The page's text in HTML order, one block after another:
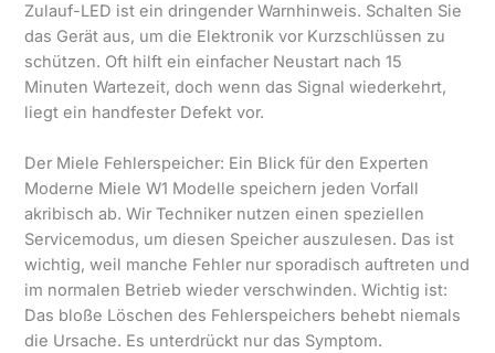
Zulauf-LED ist ein dringender Warnhinweis. Schalten Sie
das Gerät aus, um die Elektronik vor Kurzschlüssen zu
schützen. Oft hilft ein einfacher Neustart nach 15
Minuten Wartezeit, doch wenn das Signal wiederkehrt,
liegt ein handfester Defekt vor.
Der Miele Fehlerspeicher: Ein Blick für den Experten
Moderne Miele W1 Modelle speichern jeden Vorfall
akribisch ab. Wir Techniker nutzen einen speziellen
Servicemodus, um diesen Speicher auszulesen. Das ist
wichtig, weil manche Fehler nur sporadisch auftreten und
im normalen Betrieb wieder verschwinden. Wichtig ist:
Das bloße Löschen des Fehlerspeichers behebt niemals
die Ursache. Es unterdrückt nur das Symptom.